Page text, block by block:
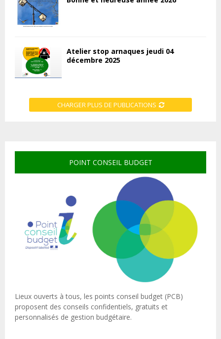
Atelier stop arnaques jeudi 04
décembre 2025
CHARGER PLUS DE PUBLICATIONS
POINT CONSEIL BUDGET
Lieux ouverts à tous, les points conseil budget (PCB)
proposent des conseils confidentiels, gratuits et
personnalisés de gestion budgétaire.